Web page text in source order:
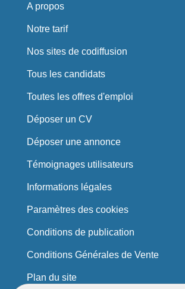
A propos
Notre tarif
Nos sites de codiffusion
Tous les candidats
Toutes les offres d'emploi
Déposer un CV
Déposer une annonce
Témoignages utilisateurs
Informations légales
Paramètres des cookies
Conditions de publication
Conditions Générales de Vente
Plan du site